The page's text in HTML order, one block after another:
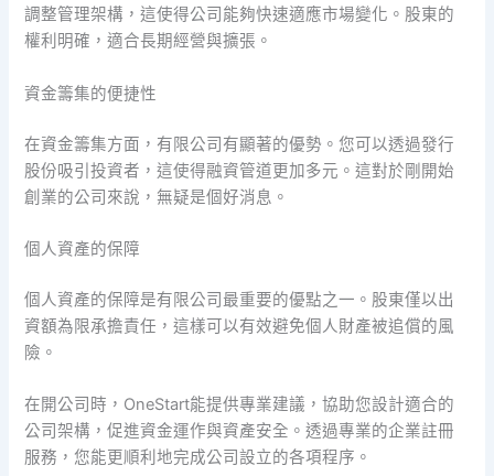
調整管理架構，這使得公司能夠快速適應市場變化。股東的
權利明確，適合長期經營與擴張。
資金籌集的便捷性
在資金籌集方面，有限公司有顯著的優勢。您可以透過發行
股份吸引投資者，這使得融資管道更加多元。這對於剛開始
創業的公司來說，無疑是個好消息。
個人資產的保障
個人資產的保障是有限公司最重要的優點之一。股東僅以出
資額為限承擔責任，這樣可以有效避免個人財產被追償的風
險。
在開公司時，OneStart能提供專業建議，協助您設計適合的
公司架構，促進資金運作與資產安全。透過專業的企業註冊
服務，您能更順利地完成公司設立的各項程序。